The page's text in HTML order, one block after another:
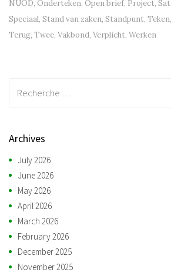
NUOD, Onderteken, Open brief, Project,
Speciaal, Stand van zaken, Standpunt, Teken,
Terug, Twee, Vakbond, Verplicht, Werken
Archives
July 2026
June 2026
May 2026
April 2026
March 2026
February 2026
December 2025
November 2025